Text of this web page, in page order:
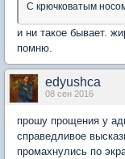
С крючковатым
и ни такое бывает.
помню.
edyushca
08 сен 2016
прошу прощения у
справедливое
промахнулись по